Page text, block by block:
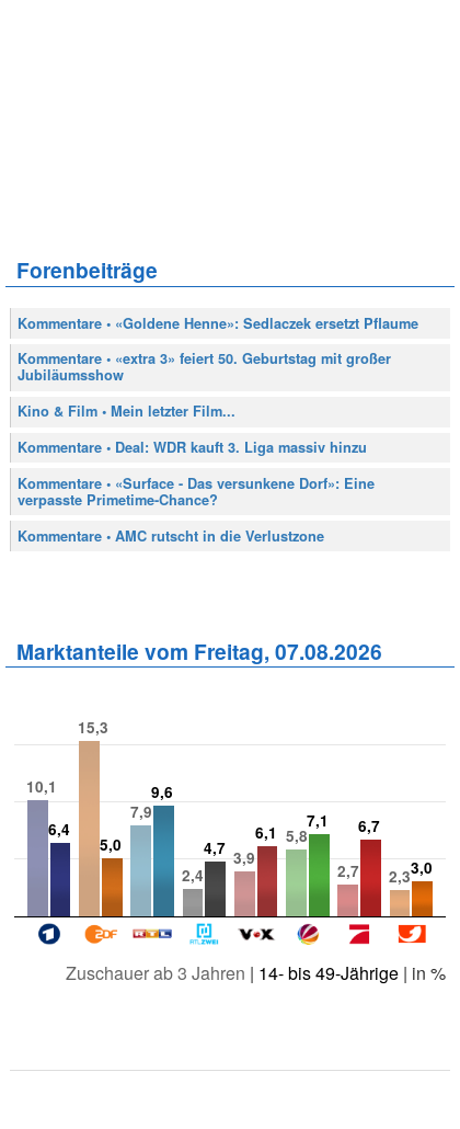
Forenbeiträge
Kommentare • «Goldene Henne»: Sedlaczek ersetzt Pflaume
Kommentare • «extra 3» feiert 50. Geburtstag mit großer
Jubiläumsshow
Kino & Film • Mein letzter Film...
Kommentare • Deal: WDR kauft 3. Liga massiv hinzu
Kommentare • «Surface - Das versunkene Dorf»: Eine
verpasste Primetime-Chance?
Kommentare • AMC rutscht in die Verlustzone
Marktanteile vom Freitag, 07.08.2026
10,1
15,3
7,9
2,4
3,9
5,8
2,7
2,3
6,4
5,0
9,6
4,7
6,1
7,1 6,7
3,0
Zuschauer ab 3 Jahren | 14- bis 49-Jährige| in %